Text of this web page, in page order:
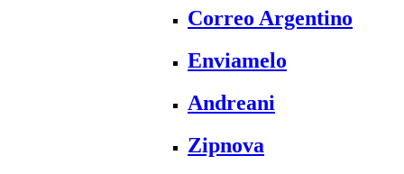
Correo Argentino
Enviamelo
Andreani
Zipnova